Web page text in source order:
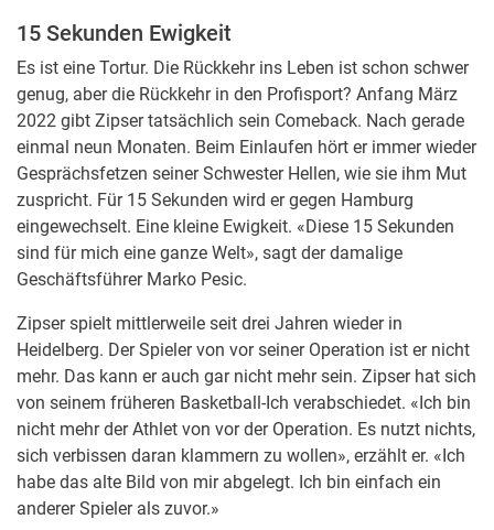
15 Sekunden Ewigkeit
Es ist eine Tortur. Die Rückkehr ins Leben ist schon schwer
genug, aber die Rückkehr in den Profisport? Anfang März
2022 gibt Zipser tatsächlich sein Comeback. Nach gerade
einmal neun Monaten. Beim Einlaufen hört er immer wieder
Gesprächsfetzen seiner Schwester Hellen, wie sie ihm Mut
zuspricht. Für 15 Sekunden wird er gegen Hamburg
eingewechselt. Eine kleine Ewigkeit. «Diese 15 Sekunden
sind für mich eine ganze Welt», sagt der damalige
Geschäftsführer Marko Pesic.
Zipser spielt mittlerweile seit drei Jahren wieder in
Heidelberg. Der Spieler von vor seiner Operation ist er nicht
mehr. Das kann er auch gar nicht mehr sein. Zipser hat sich
von seinem früheren Basketball-Ich verabschiedet. «Ich bin
nicht mehr der Athlet von vor der Operation. Es nutzt nichts,
sich verbissen daran klammern zu wollen», erzählt er. «Ich
habe das alte Bild von mir abgelegt. Ich bin einfach ein
anderer Spieler als zuvor.»